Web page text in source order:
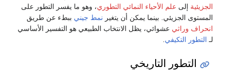
الجزيئية إلى علم الأحياء النمائي التطوري، وهو ما يفسر التطور على
المستوى الجزيئي. بينما يمكن أن يتغير نمط جيني ببطء عن طريق
انحراف وراثي عشوائي، يظل الانتخاب الطبيعي هو التفسير الأساسي
لـ التطور التكيفي
التطور التاريخي